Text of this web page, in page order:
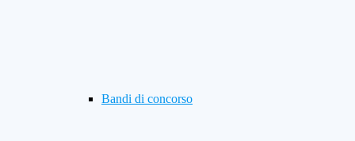
Bandi di concorso